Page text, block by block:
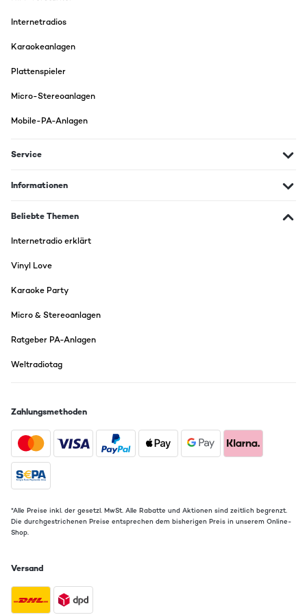
konnte aber nicht festgestellt werden. Somit reichen die mitgelieferten
eines anderen Verstärkers. Ich habe einen neuen etwas besseren
aufgedreht habe ich noch nicht und werde es auch nicht machen, die
Songs rein ziehen können. Wer mehr haben möchte kann ja mehr
jedenfalls nicht ein und ich will ja auch kein Konzerthaus daraus
machen.
18/09/2014
sie 14 Tage und bin absolut begeistert. Es ist mir ein Rätsel wie man
Ich bin absolut begeistert... satter Klang in allen Lagen bei TV und
bekommen und allein das auspacken / aufstellen hat mir total viel
02/05/2014
guter Sound und herausragender Bass
Internetradios
Karaokeanlagen
Plattenspieler
Micro-Stereoanlagen
Mobile-PA-Anlagen
Service
Informationen
Beliebte Themen
Internetradio erklärt
Vinyl Love
Karaoke Party
Micro & Stereoanlagen
Ratgeber PA-Anlagen
Weltradiotag
Zahlungsmethoden
*Alle Preise inkl. der gesetzl. MwSt. Alle Rabatte und Aktionen sind zeitlich begrenzt.
Die durchgestrichenen Preise entsprechen dem bisherigen Preis in unserem Online-
Shop.
Versand